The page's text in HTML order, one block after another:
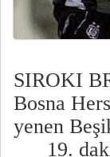
SIROKI
Bosna
yenen
19.